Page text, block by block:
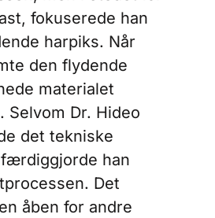
fokuserede han
harpiks. Når
den flydende
materialet
Selvom Dr. Hideo
det tekniske
han
Det
åben for andre